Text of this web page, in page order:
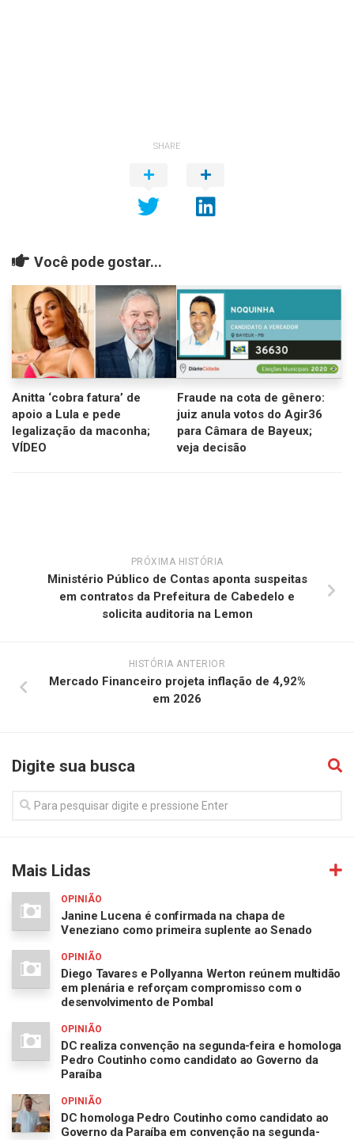
SHARE
Você pode gostar...
Anitta ‘cobra fatura’ de
apoio a Lula e pede
legalização da maconha;
VÍDEO
Fraude na cota de gênero:
juiz anula votos do Agir36
para Câmara de Bayeux;
veja decisão
PRÓXIMA HISTÓRIA
Ministério Público de Contas aponta suspeitas
em contratos da Prefeitura de Cabedelo e
solicita auditoria na Lemon
HISTÓRIA ANTERIOR
Mercado Financeiro projeta inflação de 4,92%
em 2026
Digite sua busca
Mais Lidas
OPINIÃO
Janine Lucena é confirmada na chapa de
Veneziano como primeira suplente ao Senado
OPINIÃO
Diego Tavares e Pollyanna Werton reúnem multidão
em plenária e reforçam compromisso com o
desenvolvimento de Pombal
OPINIÃO
DC realiza convenção na segunda-feira e homologa
Pedro Coutinho como candidato ao Governo da
Paraíba
OPINIÃO
DC homologa Pedro Coutinho como candidato ao
Governo da Paraíba em convenção na segunda-